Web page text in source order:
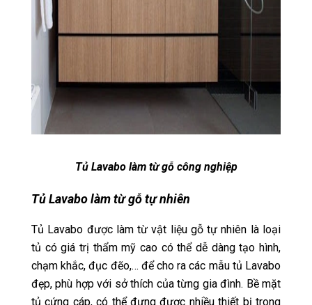
Tủ Lavabo làm từ gỗ công nghiệp
Tủ Lavabo làm từ gỗ tự nhiên
Tủ Lavabo được làm từ vật liệu gỗ tự nhiên là loại
tủ có giá trị thẩm mỹ cao có thể dễ dàng tạo hình,
chạm khắc, đục đẽo,… để cho ra các mẫu tủ Lavabo
đẹp, phù hợp với sở thích của từng gia đình. Bề mặt
tủ cứng cáp, có thể đựng được nhiều thiết bị trong